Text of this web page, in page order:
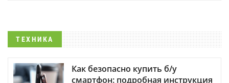
ТЕХНИКА
Как безопасно купить б/у
смартфон: подробная инструкция